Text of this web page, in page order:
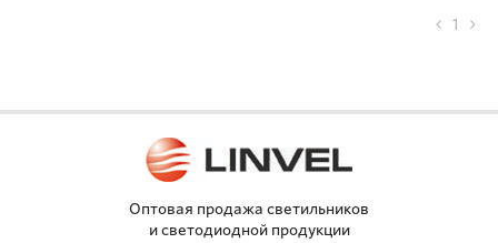
1
Оптовая продажа светильников
и светодиодной продукции